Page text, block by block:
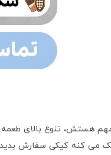
می کنه کیکی سفارش بدید